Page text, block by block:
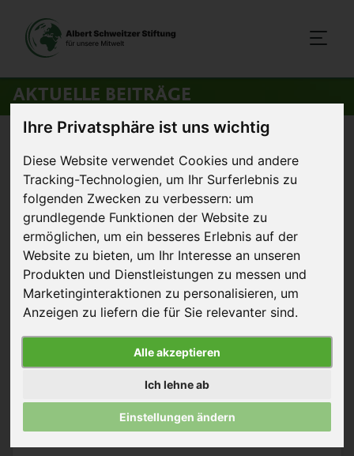
Ihre Privatsphäre ist uns wichtig
Diese Website verwendet Cookies und andere
Tracking-Technologien, um Ihr Surferlebnis zu
folgenden Zwecken zu verbessern: um
grundlegende Funktionen der Website zu
ermöglichen, um ein besseres Erlebnis auf der
Website zu bieten, um Ihr Interesse an unseren
Produkten und Dienstleistungen zu messen und
Marketinginteraktionen zu personalisieren, um
Anzeigen zu liefern die für Sie relevanter sind.
Alle akzeptieren
Ich lehne ab
Einstellungen ändern
AKTUELLE BEITRÄGE
22. Dezember 2021
Unsere Meilensteine in 2021
© Glenn Carstens-Perters – Unsplash